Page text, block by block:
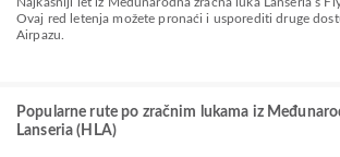
Ovaj red letenja možete pronaći i usporediti druge
Airpazu.
Popularne rute po zračnim lukama iz
Lanseria (HLA)